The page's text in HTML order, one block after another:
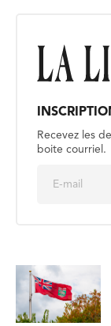
Recevez les
boite courriel.